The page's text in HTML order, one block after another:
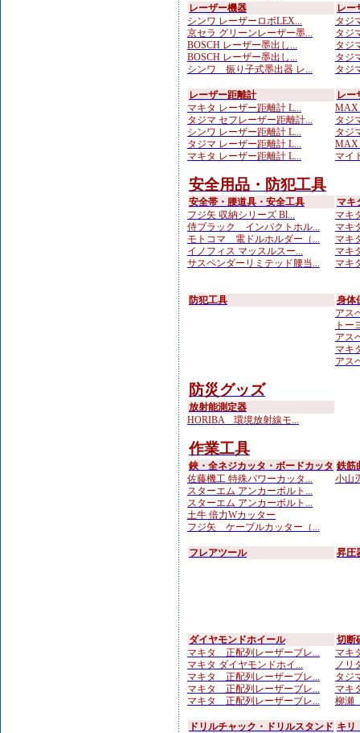
レーザー機器
シンワ レーザーロボLEX...
京セラ グリーンレーザー墨...
BOSCH レーザー墨出し...
BOSCH レーザー墨出し...
シンワ 振り子式墨出器 レ...
レー
タジ
タジ
タジ
タジ
タジ
レーザー距離計
マキタ レーザー距離計 L...
タジマ セフレーザー距離計...
シンワ レーザー距離計 L...
タジマ レーザー距離計 L...
マキタ レーザー距離計 L...
レー
MAX
タジ
タジ
マイ
安全用品・防犯工具
安全帯・腰道具・安全工具
フジ矢 収納シリーズ Bl...
侍ブラック インパクトホル...
モトコマ 電ドルホルダー（...
イノフィス マッスルスー...
サスペンダーリミテッド腰当...
マキ
マキ
マキ
マキ
マキ
マキ
防犯工具
身体
アス
トー
アス
マキ
アス
防災グッズ
放射能測定器
HORIBA 環境放射線モ...
作業工具
鋏・全ネジカッタ・ボードカッタ
佐藤機工 特殊パワーカッタ...
スターエム アンカーボルト...
スターエム アンカーボルト...
土牛 倍力Wカッター
フジ矢 ケーブルカッター（...
鉄筋
小山
フレアツール 昇圧
ダイヤモンドホイール
マキタ 正配列レーザーブレ...
マキタ ダイヤモンドホイ...
マキタ 正配列レーザーブレ...
マキタ 正配列レーザーブレ...
マキタ 正配列レーザーブレ...
切断
マキ
ノリ
タジ
マキ
柳瀬
ドリルチャック・ドリルスタンド キリ